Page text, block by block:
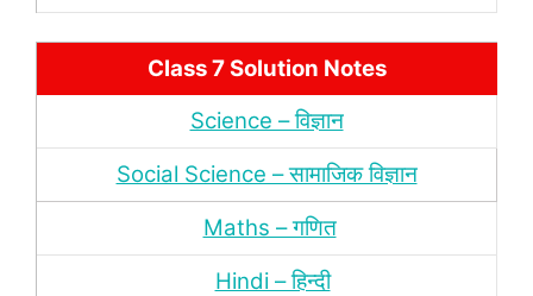
Class 7 Solution Notes
Science – विज्ञान
Social Science – सामाजिक विज्ञान
Maths – गणित
Hindi – हिन्‍दी